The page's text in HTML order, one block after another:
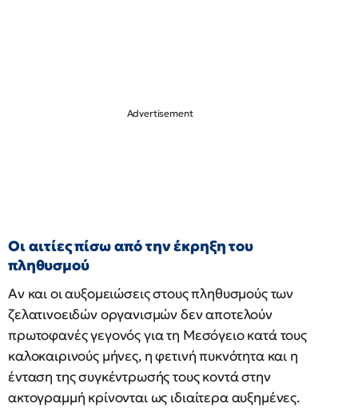
Οι αιτίες πίσω από την έκρηξη του
πληθυσμού
Αν και οι αυξομειώσεις στους πληθυσμούς των
ζελατινοειδών οργανισμών δεν αποτελούν
πρωτοφανές γεγονός για τη Μεσόγειο κατά τους
καλοκαιρινούς μήνες, η φετινή πυκνότητα και η
ένταση της συγκέντρωσής τους κοντά στην
ακτογραμμή κρίνονται ως ιδιαίτερα αυξημένες.